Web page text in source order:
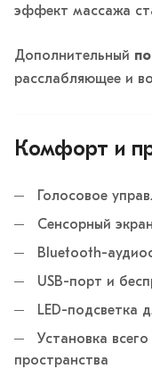
эффект массажа
Дополнительный
расслабляющее и
Комфорт и
Голосовое
Сенсорный экран
Bluetooth-
USB-порт и
LED-подсветка
Установка
пространства